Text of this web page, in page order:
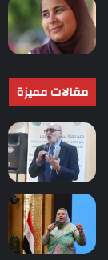
مقالات مميزة